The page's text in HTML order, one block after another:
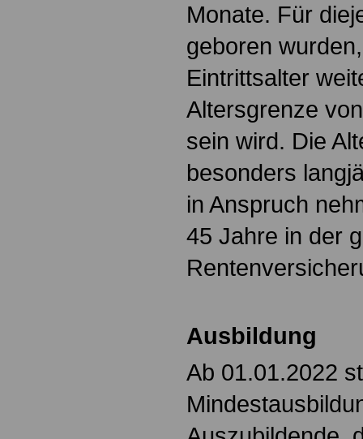
Monate. Für
geboren
Eintrittsalter
Altersgrenze
sein wird. Die
besonders
in Anspruch
45 Jahre in der
Ausbildung
Ab 01.01.2022